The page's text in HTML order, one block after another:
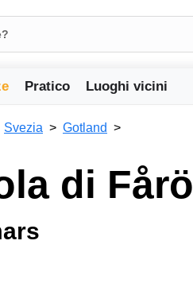
Pratico Luoghi vicini
Svezia Gotland
di Fårö